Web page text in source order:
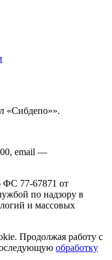
«Сибдепо»».
email —
77-67871 от
по надзору в
и массовых
Продолжая работу с
обработку